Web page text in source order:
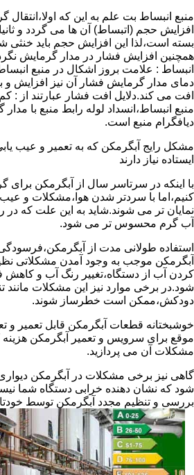
منبع انبساط بت علم به این که
افزایش حجم (اتبساط) آن ها می گردد و
بسته است،لذا این افزایش حجم باید
همچنین افزایش فشار در مدار گرمایش
انبساط : علامت بروز اشکال در منبع
دمای مدار گرمایش فشار آن نیز افزایش و
افت می کند.دلایل افت فشار عبارتند از : کم
منبع انبساط،انسداد لوله رابط منبع با
دیافگرام منبع است.
مشکل رایج آبگرمکن که به تعمیر و عیب
ایستاده نیاز دارند
با اینکه در سرتاسر سال از آبگرمکن
کنیم،اما با سردتر شدن هوا،مشکلات و
نمایان تر می شوند.شاید به این علت که در
آب گرم محسوس تر می شود.
استفاده طولانی مدت از
آبگرمکن موجب به وجود آمدن مشکلاتی
کردن آب از دستگاه،تغییر رنگ آب و
شود.در برخی موارد نیز این مشکلات مانند
دودکش،ممکن است خطرساز شوند.
خوشبختانه قطعات آبگرمکن قابل تعمیر و
موقع برای سرویس و تعمیر آبگرمکن
مشکلات آن می پردازید.
گاهی نیز برخی مشکلات در آبگرمکن
شود که نشان دهنده خرابی دستگاه شما
بررسی و تنظیم مجدد آبگرمکن توسط